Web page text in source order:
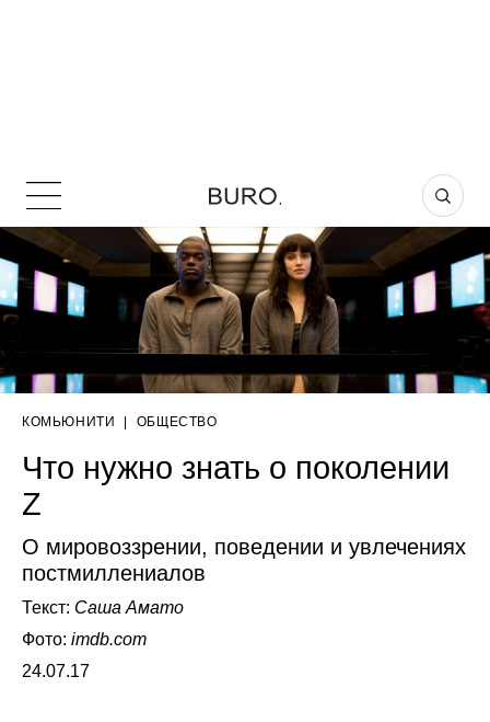
КОМЬЮНИТИ ОБЩЕСТВО
Что нужно знать о поколении
Z
О мировоззрении, поведении и увлечениях
постмиллениалов
Текст: Саша Амато
Фото: imdb.com
24.07.17